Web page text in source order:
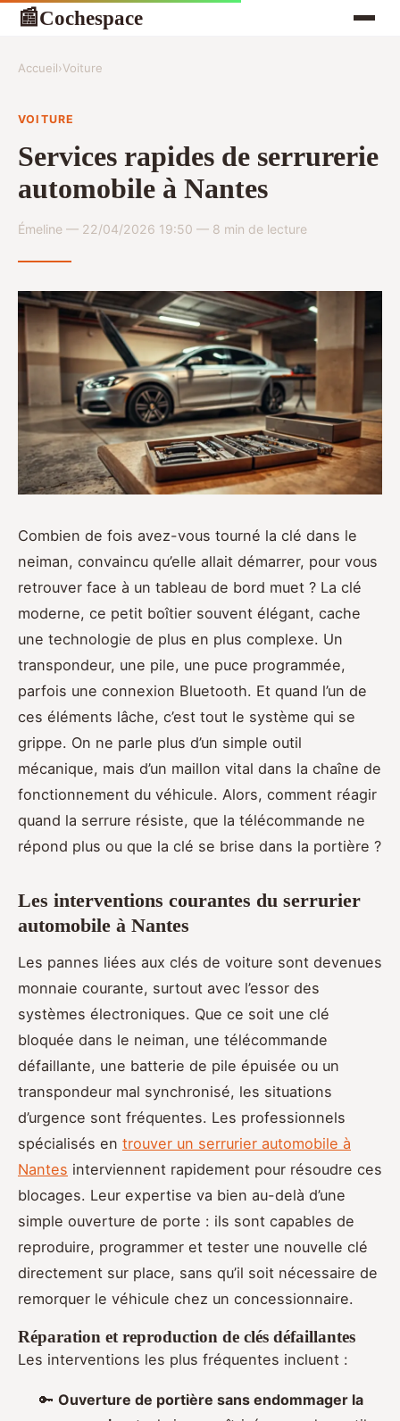
📰Cochespace
Accueil›Voiture
VOITURE
Services rapides de serrurerie
automobile à Nantes
Émeline — 22/04/2026 19:50 — 8 min de lecture
Combien de fois avez-vous tourné la clé dans le
neiman, convaincu qu’elle allait démarrer, pour vous
retrouver face à un tableau de bord muet ? La clé
moderne, ce petit boîtier souvent élégant, cache
une technologie de plus en plus complexe. Un
transpondeur, une pile, une puce programmée,
parfois une connexion Bluetooth. Et quand l’un de
ces éléments lâche, c’est tout le système qui se
grippe. On ne parle plus d’un simple outil
mécanique, mais d’un maillon vital dans la chaîne de
fonctionnement du véhicule. Alors, comment réagir
quand la serrure résiste, que la télécommande ne
répond plus ou que la clé se brise dans la portière ?
Les interventions courantes du serrurier
automobile à Nantes
Les pannes liées aux clés de voiture sont devenues
monnaie courante, surtout avec l’essor des
systèmes électroniques. Que ce soit une clé
bloquée dans le neiman, une télécommande
défaillante, une batterie de pile épuisée ou un
transpondeur mal synchronisé, les situations
d’urgence sont fréquentes. Les professionnels
spécialisés en trouver un serrurier automobile à
Nantes interviennent rapidement pour résoudre ces
blocages. Leur expertise va bien au-delà d’une
simple ouverture de porte : ils sont capables de
reproduire, programmer et tester une nouvelle clé
directement sur place, sans qu’il soit nécessaire de
remorquer le véhicule chez un concessionnaire.
Réparation et reproduction de clés défaillantes
Les interventions les plus fréquentes incluent :
🔑 Ouverture de portière sans endommager la